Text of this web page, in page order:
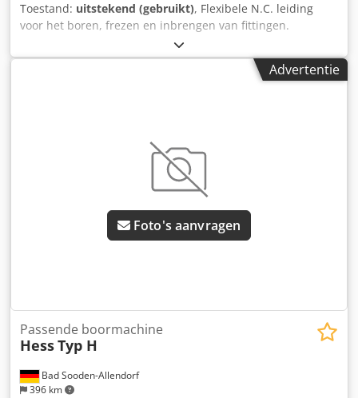
Toestand: uitstekend (gebruikt), Flexibele N.C. leiding
voor het boren, frezen en inbrengen van fittingen.
Numerieke controle "TPA" Albatros. Bestaande uit: 1) Egel -
lader, met 12 posities (voor 12 panelen), verticaal inleggen
van panelen. 2) Boormachine, N.C. Pantograaf Mod. Meer
onafhankelijke spindels (X-as) - N. 1 kotterkop met 2
onafhankelijke spindels (Y-as) - N. 1 kotterkop met 5
onafhankelijke spindels (Z-as) - N. 1 plaatsingsunit
(schroeven) - N. 1 plaatsingseenheid (druk) - N. 1 toevoer-
en voedingscontainer 3) Losinstallatie (90° translatie), met
gemotoriseerde transportband voor de verticale uitgang
van de plaat. 4) Ontlaadinrichting (0°-90), met
Advertentie
Foto's aanvragen
Bad Sooden-Allendorf
396 km
Passende boormachine
HessTyp H